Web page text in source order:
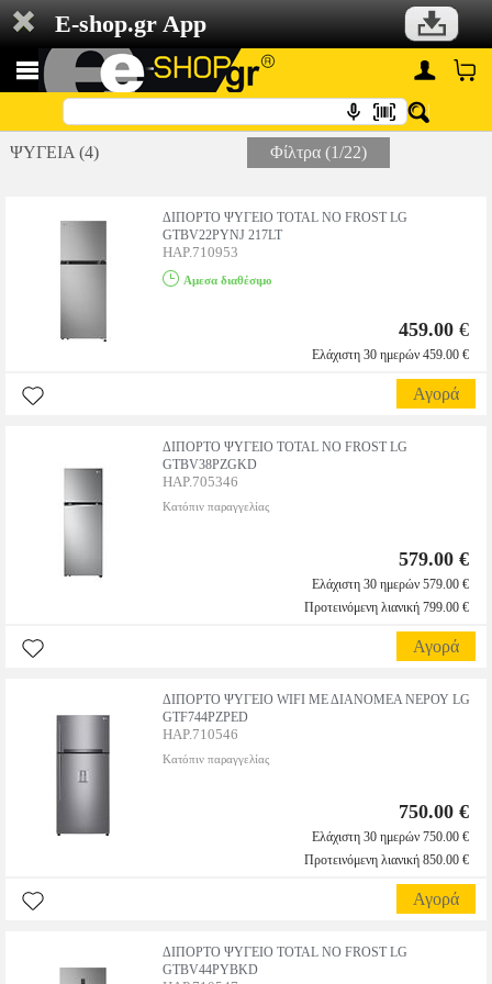
E-shop.gr App
ΨΥΓΕΙΑ (4) Φίλτρα (1/22)
ΔΙΠΟΡΤΟ ΨΥΓΕΙΟ TOTAL NO FROST LG
GTBV22PYNJ 217LT
HAP.710953
Αμεσα διαθέσιμο
459.00 €
Ελάχιστη 30 ημερών 459.00 €
Αγορά
ΔΙΠΟΡΤΟ ΨΥΓΕΙΟ TOTAL NO FROST LG
GTBV38PZGKD
HAP.705346
Κατόπιν παραγγελίας
579.00 €
Ελάχιστη 30 ημερών 579.00 €
Προτεινόμενη λιανική 799.00 €
Αγορά
ΔΙΠΟΡΤΟ ΨΥΓΕΙΟ WIFI ΜΕ ΔΙΑΝΟΜΕΑ ΝΕΡΟΥ LG
GTF744PZPED
HAP.710546
Κατόπιν παραγγελίας
750.00 €
Ελάχιστη 30 ημερών 750.00 €
Προτεινόμενη λιανική 850.00 €
Αγορά
ΔΙΠΟΡΤΟ ΨΥΓΕΙΟ TOTAL NO FROST LG
GTBV44PYBKD